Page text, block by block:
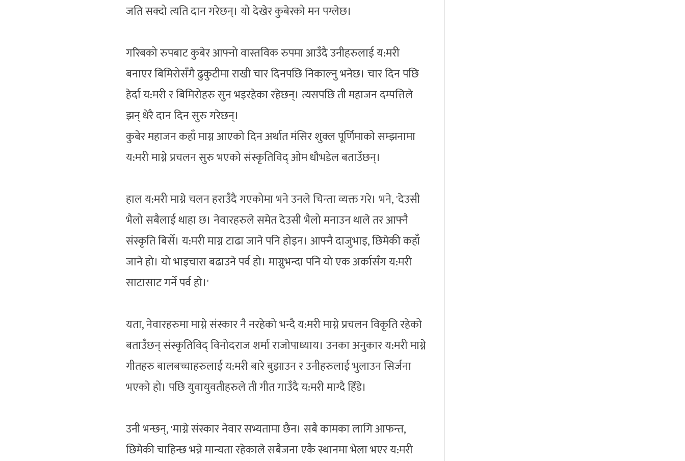
जति सक्दो त्यति दान गरेछन्। यो देखेर कुबेरको मन पग्लेछ।
गरिबको रुपबाट कुबेर आफ्नो वास्तविक रुपमा आउँदै उनीहरुलाई य:मरी
बनाएर बिमिरोसँगै ढुकुटीमा राखी चार दिनपछि निकाल्नु भनेछ। चार दिन पछि
हेर्दा य:मरी र बिमिरोहरु सुन भइरहेका रहेछन्। त्यसपछि ती महाजन दम्पत्तिले
झन् धेरै दान दिन सुरु गरेछन्।
कुबेर महाजन कहाँ माग्न आएको दिन अर्थात मंसिर शुक्ल पूर्णिमाको सम्झनामा
य:मरी माग्ने प्रचलन सुरु भएको संस्कृतिविद् ओम धौभडेल बताउँछन्।
हाल य:मरी माग्ने चलन हराउँदै गएकोमा भने उनले चिन्ता व्यक्त गरे। भने, 'देउसी
भैलो सबैलाई थाहा छ। नेवारहरुले समेत देउसी भैलो मनाउन थाले तर आफ्नै
संस्कृति बिर्से। य:मरी माग्न टाढा जाने पनि होइन। आफ्नै दाजुभाइ, छिमेकी कहाँ
जाने हो। यो भाइचारा बढाउने पर्व हो। माग्नुभन्दा पनि यो एक अर्कासँग य:मरी
साटासाट गर्ने पर्व हो।'
यता, नेवारहरुमा माग्ने संस्कार नै नरहेको भन्दै य:मरी माग्ने प्रचलन विकृति रहेको
बताउँछन् संस्कृतिविद् विनोदराज शर्मा राजोपाध्याय। उनका अनुकार य:मरी माग्ने
गीतहरु बालबच्चाहरुलाई य:मरी बारे बुझाउन र उनीहरुलाई भुलाउन सिर्जना
भएको हो। पछि युवायुवतीहरुले ती गीत गाउँदै य:मरी माग्दै हिँडे।
उनी भन्छन्, 'माग्ने संस्कार नेवार सभ्यतामा छैन। सबै कामका लागि आफन्त,
छिमेकी चाहिन्छ भन्ने मान्यता रहेकाले सबैजना एकै स्थानमा भेला भएर य:मरी